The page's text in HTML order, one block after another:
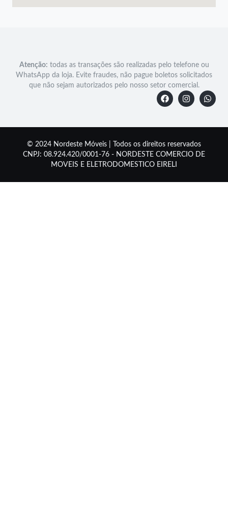
Atenção: todas as transações são realizadas pelo telefone ou
WhatsApp da loja. Evite fraudes, não pague boletos solicitados
que não sejam autorizados pelo nosso setor comercial.
© 2024 Nordeste Móveis | Todos os direitos reservados
CNPJ: 08.924.420/0001-76 - NORDESTE COMERCIO DE
MOVEIS E ELETRODOMESTICO EIRELI